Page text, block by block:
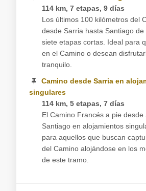
114 km, 7 etapas, 9 días
Los últimos 100 kilómetros del
desde Sarria hasta Santiago
siete etapas cortas. Ideal para
en el Camino o desean
tranquilo.
Camino desde Sarria en
singulares
114 km, 5 etapas, 7 días
El Camino Francés a pie desde
Santiago en alojamientos
para aquellos que buscan
del Camino alojándose en los
de este tramo.